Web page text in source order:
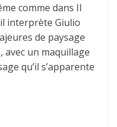
comme dans Il
interprète Giulio
de paysage
avec un maquillage
qu’il s’apparente